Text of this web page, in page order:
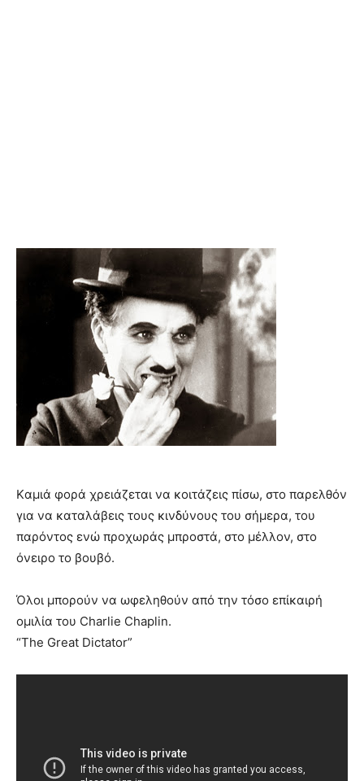
Kαμιά φορά χρειάζεται να κοιτάζεις πίσω, στο παρελθόν
για να καταλάβεις τους κινδύνους του σήμερα, του
παρόντος ενώ προχωράς μπροστά, στο μέλλον, στο
όνειρο το βουβό.
Όλοι μπορούν να ωφεληθούν από την τόσο επίκαιρή
ομιλία του Charlie Chaplin.
“Τhe Great Dictator”